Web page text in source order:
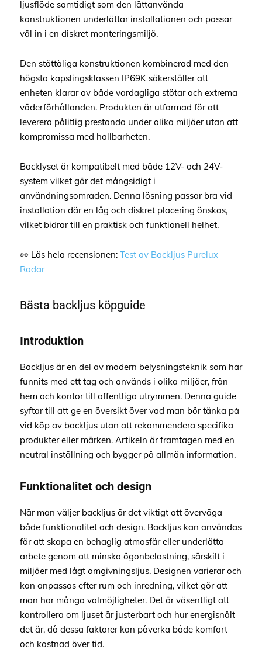
ljusflöde samtidigt som den lättanvända
konstruktionen underlättar installationen och passar
väl in i en diskret monteringsmiljö.
Den stöttåliga konstruktionen kombinerad med den
högsta kapslingsklassen IP69K säkerställer att
enheten klarar av både vardagliga stötar och extrema
väderförhållanden. Produkten är utformad för att
leverera pålitlig prestanda under olika miljöer utan att
kompromissa med hållbarheten.
Backlyset är kompatibelt med både 12V- och 24V-
system vilket gör det mångsidigt i
användningsområden. Denna lösning passar bra vid
installation där en låg och diskret placering önskas,
vilket bidrar till en praktisk och funktionell helhet.
👀 Läs hela recensionen: Test av Backljus Purelux
Radar
Bästa backljus köpguide
Introduktion
Backljus är en del av modern belysningsteknik som har
funnits med ett tag och används i olika miljöer, från
hem och kontor till offentliga utrymmen. Denna guide
syftar till att ge en översikt över vad man bör tänka på
vid köp av backljus utan att rekommendera specifika
produkter eller märken. Artikeln är framtagen med en
neutral inställning och bygger på allmän information.
Funktionalitet och design
När man väljer backljus är det viktigt att överväga
både funktionalitet och design. Backljus kan användas
för att skapa en behaglig atmosfär eller underlätta
arbete genom att minska ögonbelastning, särskilt i
miljöer med lågt omgivningsljus. Designen varierar och
kan anpassas efter rum och inredning, vilket gör att
man har många valmöjligheter. Det är väsentligt att
kontrollera om ljuset är justerbart och hur energisnålt
det är, då dessa faktorer kan påverka både komfort
och kostnad över tid.